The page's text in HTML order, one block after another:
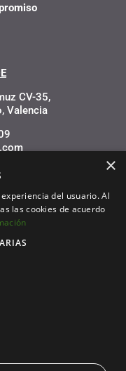
CV-35,
Valencia
×
del usuario. Al
las cookies de acuerdo